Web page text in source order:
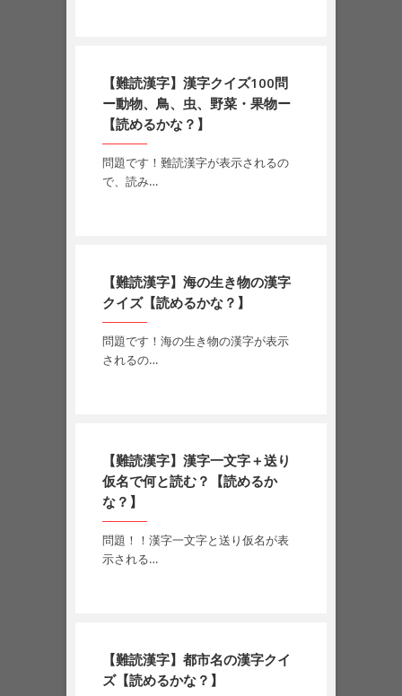
【難読漢字】漢字クイズ100問
ー動物、鳥、虫、野菜・果物ー
【読めるかな？】
問題です！難読漢字が表示されるの
で、読み…
【難読漢字】海の生き物の漢字
クイズ【読めるかな？】
問題です！海の生き物の漢字が表示
されるの…
【難読漢字】漢字一文字＋送り
仮名で何と読む？【読めるか
な？】
問題！！漢字一文字と送り仮名が表
示される…
【難読漢字】都市名の漢字クイ
ズ【読めるかな？】